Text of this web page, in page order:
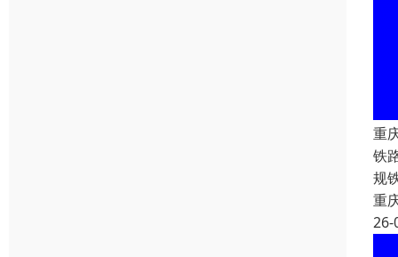
重
铁
规
重
26-